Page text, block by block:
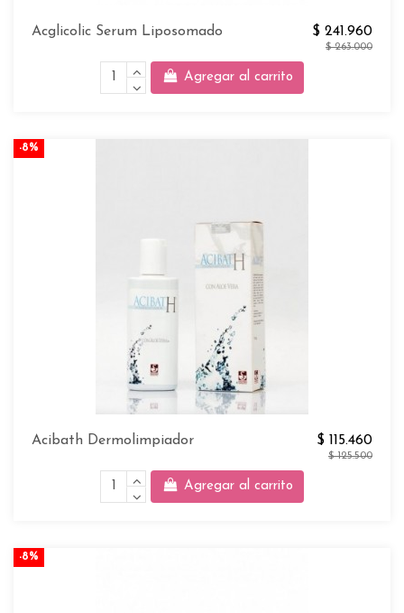
Acglicolic Serum Liposomado $ 241.960
$ 263.000
Agregar al carrito
-8%
Acibath Dermolimpiador $ 115.460
$ 125.500
Agregar al carrito
-8%